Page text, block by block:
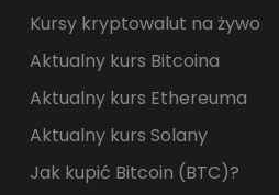
Kursy kryptowalut na żywo
Aktualny kurs Bitcoina
Aktualny kurs Ethereuma
Aktualny kurs Solany
Jak kupić Bitcoin (BTC)?